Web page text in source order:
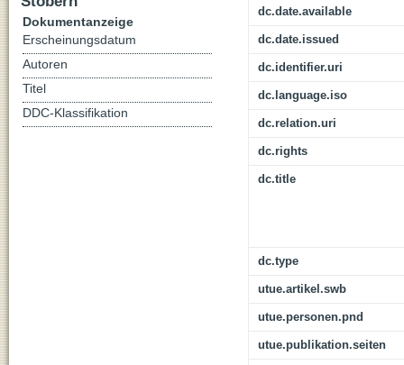
dc.date.available
dc.date.issued
dc.identifier.uri
dc.language.iso
dc.relation.uri
dc.rights
dc.title
dc.type
utue.artikel.swb
utue.personen.pnd
utue.publikation.seiten
Dokumentanzeige
Erscheinungsdatum
Autoren
Titel
DDC-Klassifikation